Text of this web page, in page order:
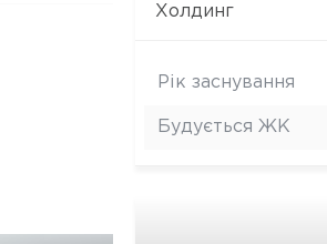
Холдинг
Рік заснування
Будується ЖК